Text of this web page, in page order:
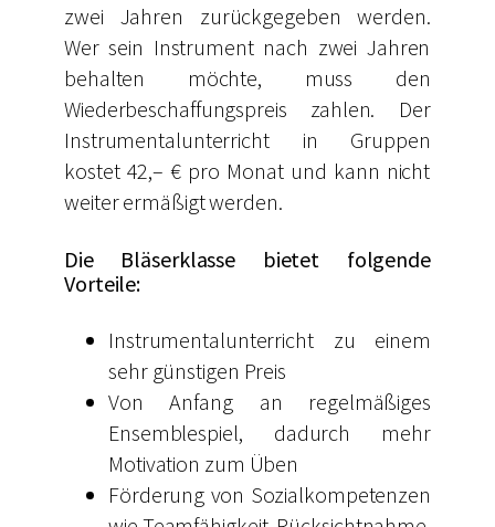
zwei Jahren zurückgegeben werden.
Wer sein Instrument nach zwei Jahren
behalten möchte, muss den
Wiederbeschaffungspreis zahlen. Der
Instrumentalunterricht in Gruppen
kostet 42,– € pro Monat und kann nicht
weiter ermäßigt werden.
Die Bläserklasse bietet folgende
Vorteile:
Instrumentalunterricht zu einem
sehr günstigen Preis
Von Anfang an regelmäßiges
Ensemblespiel, dadurch mehr
Motivation zum Üben
Förderung von Sozialkompetenzen